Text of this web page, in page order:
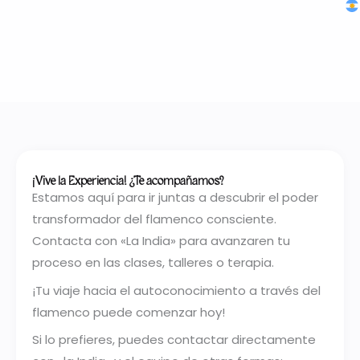
¡Vive la Experiencia! ¿Te acompañamos?
Estamos aquí para ir juntas a descubrir el poder
transformador del flamenco consciente.
Contacta con «La India» para avanzaren tu
proceso en las clases, talleres o terapia.
¡Tu viaje hacia el autoconocimiento a través del
flamenco puede comenzar hoy!
Si lo prefieres, puedes contactar directamente